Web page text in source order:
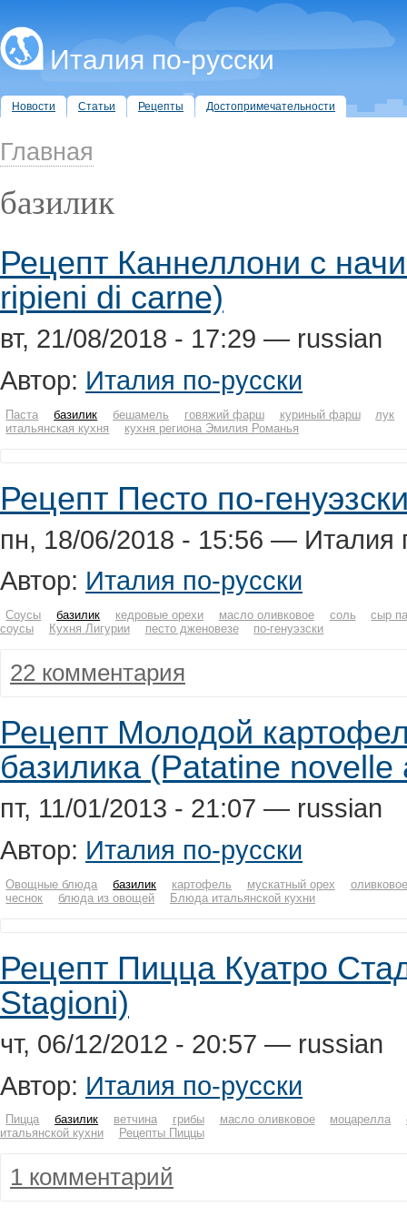
Италия по-русски
Новости Статьи Рецепты Достопримечательности
Главная
базилик
Рецепт Каннеллони с
ripieni di carne)
вт, 21/08/2018 - 17:29 — russian
Автор: Италия по-русски
Паста базилик бешамель говяжий фарш куриный фарш
лук
итальянская кухня
кухня региона Эмилия Романья
Рецепт Песто по-
пн, 18/06/2018 - 15:56 — Италия
Автор: Италия по-русски
Соусы базилик кедровые орехи масло оливковое соль
сыр
соусы
Кухня Лигурии песто дженовезе по-генуэзски
22 комментария
Рецепт Молодой
базилика (Patatine
пт, 11/01/2013 - 21:07 — russian
Автор: Италия по-русски
Овощные блюда базилик картофель мускатный орех
чеснок
блюда из овощей Блюда итальянской кухни
Рецепт Пицца Куатро
Stagioni)
чт, 06/12/2012 - 20:57 — russian
Автор: Италия по-русски
Пицца базилик ветчина грибы масло оливковое моцарелла
итальянской кухни
Рецепты Пиццы
1 комментарий